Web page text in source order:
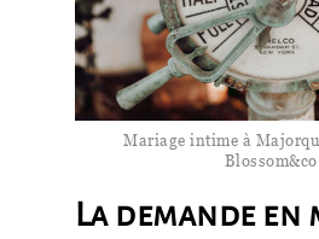
Mariage intime à
Blossom&co
La demande en